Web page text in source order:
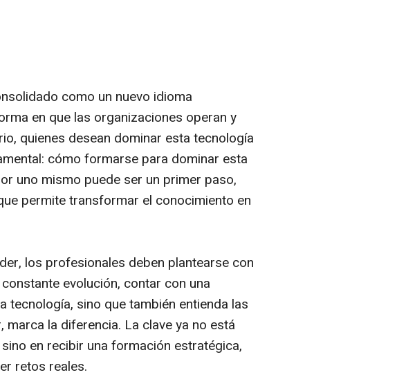
como un nuevo idioma
en que las organizaciones operan y
quienes desean dominar esta tecnología
cómo formarse para dominar esta
uno mismo puede ser un primer paso,
permite transformar el conocimiento en
los profesionales deben plantearse con
evolución, contar con una
tecnología, sino que también entienda las
la diferencia. La clave ya no está
en recibir una formación estratégica,
retos reales.